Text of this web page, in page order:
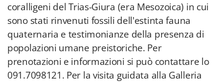
coralligeni del Trias-Giura (era Mesozoica) in cui
sono stati rinvenuti fossili dell'estinta fauna
quaternaria e testimonianze della presenza di
popolazioni umane preistoriche. Per
prenotazioni e informazioni si può contattare lo
091.7098121. Per la visita guidata alla Galleria